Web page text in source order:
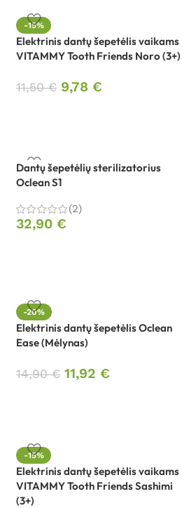
-15%
Elektrinis dantų šepetėlis vaikams
VITAMMY Tooth Friends Noro (3+)
11,50€ 9,78 €
Dantų šepetėlių sterilizatorius
Oclean S1
(2)
32,90 €
-20%
Elektrinis dantų šepetėlis Oclean
Ease (Mėlynas)
14,90€ 11,92 €
-15%
Elektrinis dantų šepetėlis vaikams
VITAMMY Tooth Friends Sashimi
(3+)